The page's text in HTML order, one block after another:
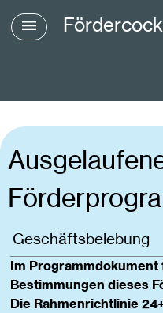
Geschäftsbelebung
Im
Bestimmungen dieses
Die Rahmenrichtlinie